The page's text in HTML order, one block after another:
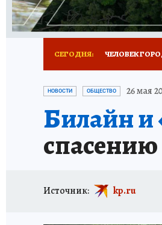
СЕГОДНЯ: ЧЕЛОВЕК
КАРЬЕРА В
ВОЕНКОРЫ
БУДНИ
НОВОСТИ ОБЩЕСТВО 26 мая
Билайн и
спасению
Источник: kp.ru